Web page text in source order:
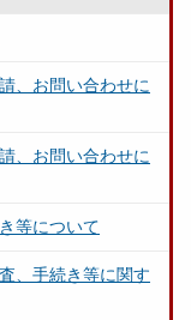
、お問い合わせに
、お問い合わせに
等について
、手続き等に関す